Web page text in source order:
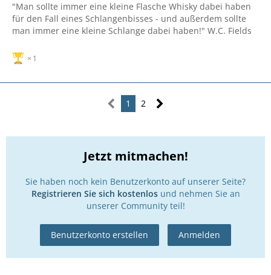
"Man sollte immer eine kleine Flasche Whisky dabei haben
für den Fall eines Schlangenbisses - und außerdem sollte
man immer eine kleine Schlange dabei haben!" W.C. Fields
1
1 2
Jetzt mitmachen!
Sie haben noch kein Benutzerkonto auf unserer Seite?
Registrieren Sie sich kostenlosund nehmen Sie an
unserer Community teil!
Benutzerkonto erstellen Anmelden